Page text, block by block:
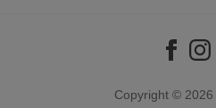
Copyright © 2026